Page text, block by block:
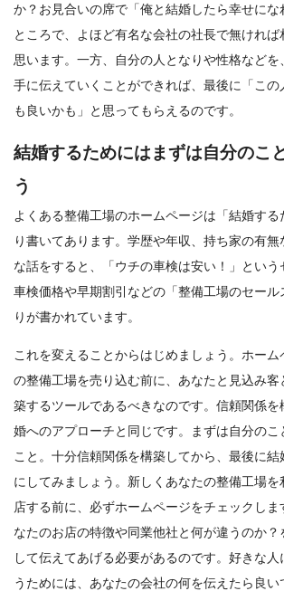
か？お見合いの席で「俺と結婚したら幸せにな
ところで、よほど有名な会社の社長で無ければ
思います。一方、自分の人となりや性格などを
手に伝えていくことができれば、最後に「この
も良いかも」と思ってもらえるのです。
結婚するためにはまずは自分のこ
う
よくある整備工場のホームページは「結婚す
り書いてあります。学歴や年収、持ち家の有
な話をすると、「ウチの車検は安い！」という
車検価格や早期割引などの「整備工場のセール
りが書かれています。
これを変えることからはじめましょう。ホーム
の整備工場を売り込む前に、あなたと見込み客
築するツールであるべきなのです。信頼関係を
婚へのアプローチと同じです。まずは自分のこ
こと。十分信頼関係を構築してから、最後に結
にしてみましょう。新しくあなたの整備工場
店する前に、必ずホームページをチェックしま
なたのお店の特徴や同業他社と何が違うのか？
して伝えてあげる必要があるのです。好きな人
うためには、あなたの会社の何を伝えたら良い